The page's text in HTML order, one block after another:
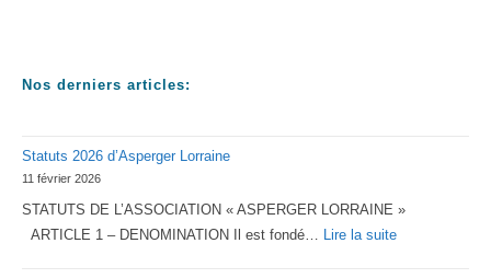
Nos derniers articles:
Statuts 2026 d’Asperger Lorraine
11 février 2026
STATUTS DE L’ASSOCIATION « ASPERGER LORRAINE »
ARTICLE 1 – DENOMINATION Il est fondé… Lire la suite: